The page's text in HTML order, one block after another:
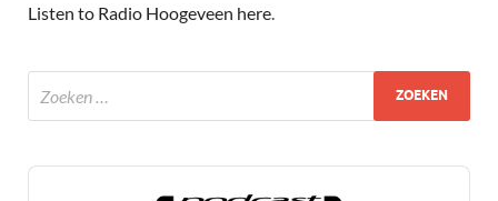
Listen to Radio Hoogeveen here.
Audio